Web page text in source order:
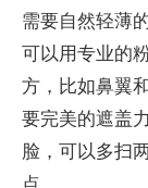
需要自然轻薄
可以用专业的
方，比如鼻翼
要完美的遮盖
脸，可以多扫